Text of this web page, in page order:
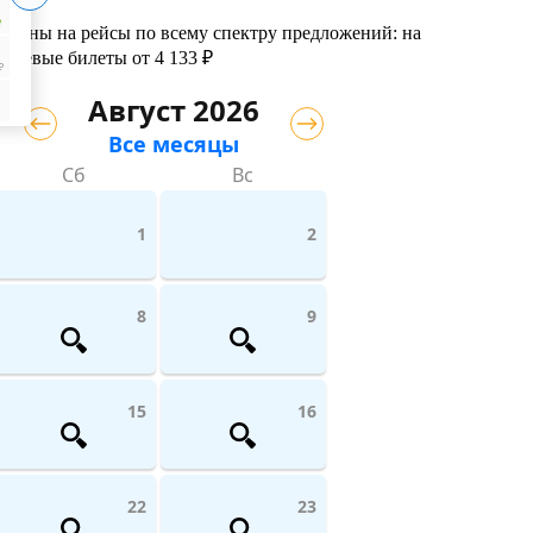
на рейсы по всему спектру предложений: на
билеты от 4 133 ₽
Август 2026
Все месяцы
Сб Вс
1 2
8 9
15 16
22 23